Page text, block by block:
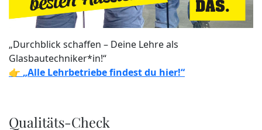
„Durchblick schaffen – Deine Lehre als
Glasbautechniker*in!“
👉 „Alle Lehrbetriebe findest du hier!“
Qualitäts-Check